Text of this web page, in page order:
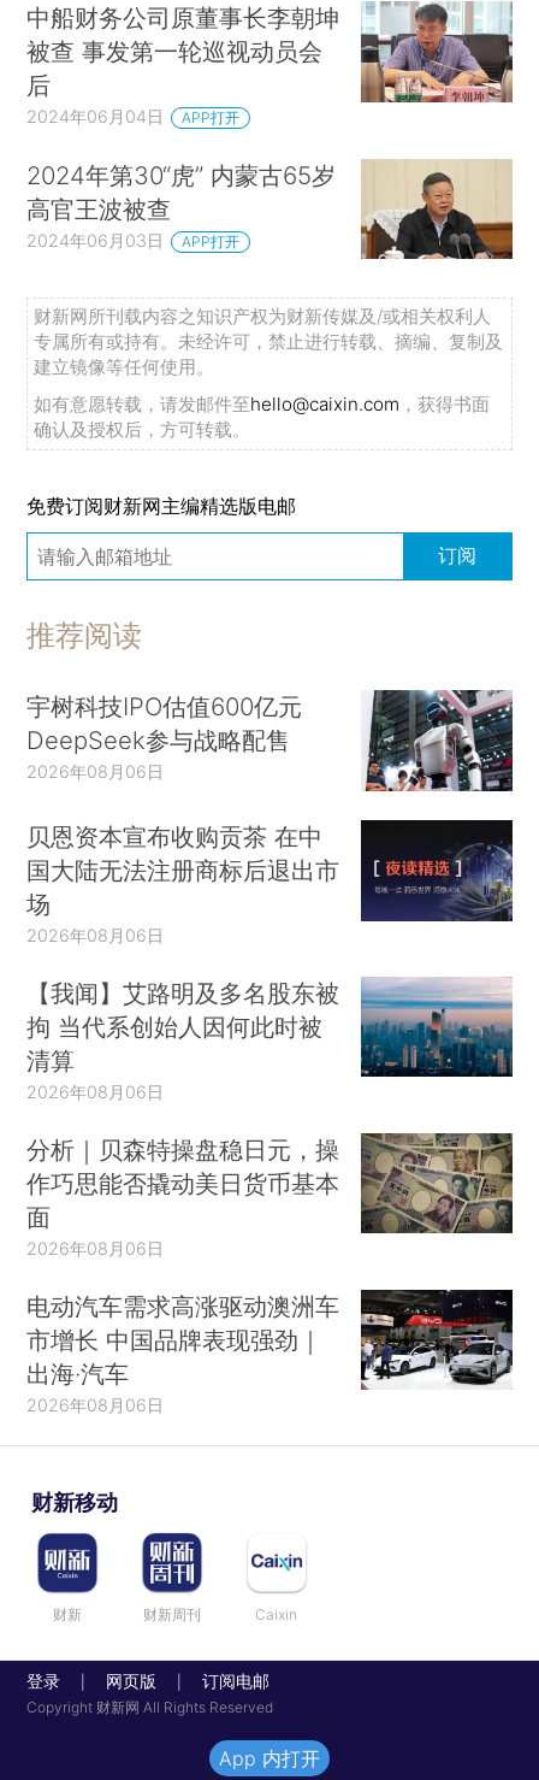
中船财务公司原董事长李朝坤
被查 事发第一轮巡视动员会
后
2024年06月04日 APP打开
2024年第30“虎” 内蒙古65岁
高官王波被查
2024年06月03日 APP打开
财新网所刊载内容之知识产权为财新传媒及/或相关权利人
专属所有或持有。未经许可，禁止进行转载、摘编、复制及
建立镜像等任何使用。
如有意愿转载，请发邮件至hello@caixin.com ，获得书面
确认及授权后，方可转载。
免费订阅财新网主编精选版电邮
订阅
推荐阅读
宇树科技IPO估值600亿元
DeepSeek参与战略配售
2026年08月06日
贝恩资本宣布收购贡茶 在中
国大陆无法注册商标后退出市
场
2026年08月06日
【我闻】艾路明及多名股东被
拘 当代系创始人因何此时被
清算
2026年08月06日
分析｜贝森特操盘稳日元，操
作巧思能否撬动美日货币基本
面
2026年08月06日
电动汽车需求高涨驱动澳洲车
市增长 中国品牌表现强劲｜
出海·汽车
2026年08月06日
财新移动
财新 财新周刊 Caixin
登录 网页版 订阅电邮
Copyright 财新网 All Rights Reserved
App 内打开